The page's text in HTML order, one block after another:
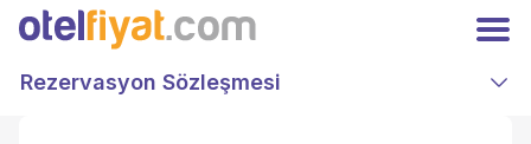
Hoşgeldiniz
Giriş
Rezervasyon Sözleşmesi